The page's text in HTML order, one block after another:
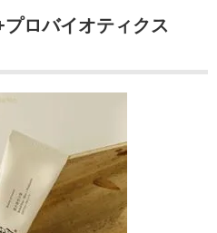
ロバイオティクス